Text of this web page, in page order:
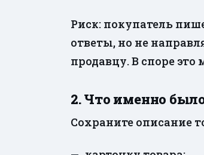
Риск: покупатель
ответы, но не
продавцу. В споре это
2. Что именно
Сохраните описание